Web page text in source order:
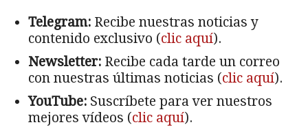
Telegram: Recibe nuestras noticias y
contenido exclusivo (clic aquí).
Newsletter: Recibe cada tarde un correo
con nuestras últimas noticias (clic aquí).
YouTube: Suscríbete para ver nuestros
mejores vídeos (clic aquí).